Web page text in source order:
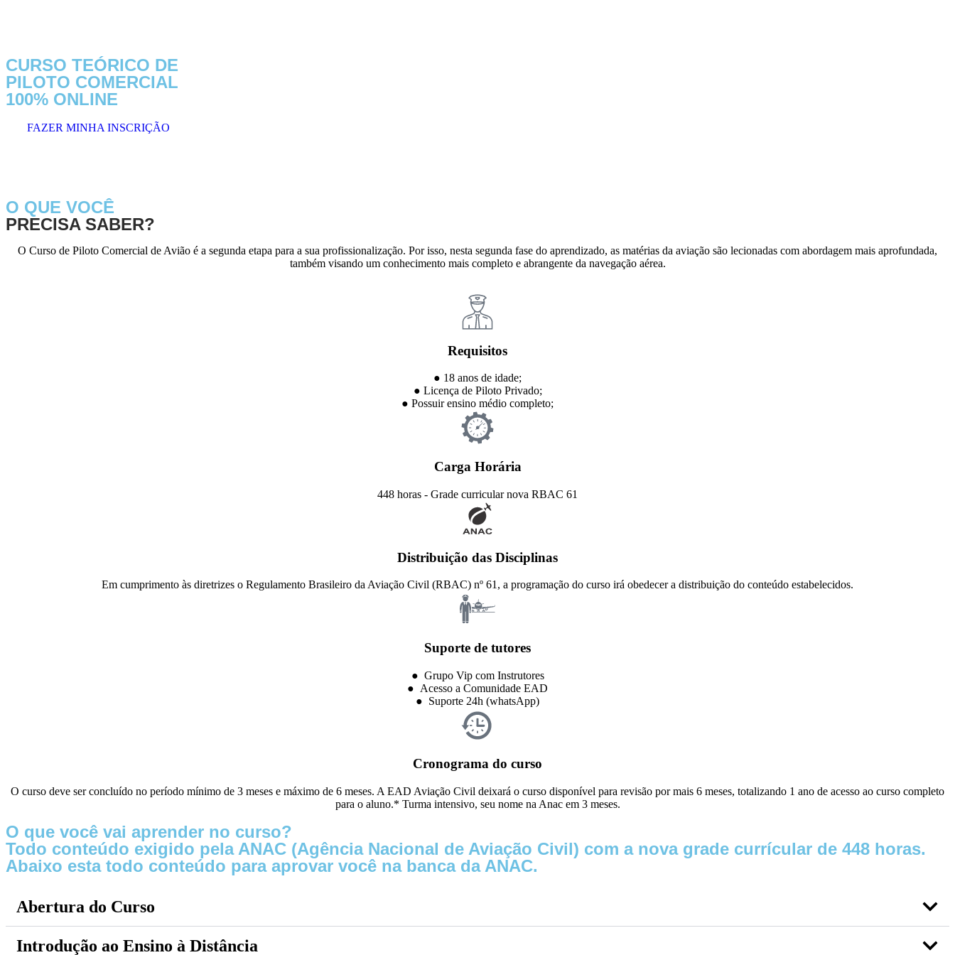
CURSO TEÓRICO DE
PILOTO COMERCIAL
100% ONLINE
FAZER MINHA INSCRIÇÃO
O QUE VOCÊ
PRECISA SABER?
O Curso de Piloto Comercial de Avião é a segunda etapa para a sua profissionalização. Por isso, nesta segunda fase do aprendizado, as matérias da aviação são lecionadas com abordagem mais aprofundada,
também visando um conhecimento mais completo e abrangente da navegação aérea.
Requisitos
● 18 anos de idade;
● Licença de Piloto Privado;
● Possuir ensino médio completo;
Carga Horária
448 horas - Grade curricular nova RBAC 61
Distribuição das Disciplinas
Em cumprimento às diretrizes o Regulamento Brasileiro da Aviação Civil (RBAC) nº 61, a programação do curso irá obedecer a distribuição do conteúdo estabelecidos.
Suporte de tutores
● Grupo Vip com Instrutores
● Acesso a Comunidade EAD
● Suporte 24h (whatsApp)
Cronograma do curso
O curso deve ser concluído no período mínimo de 3 meses e máximo de 6 meses. A EAD Aviação Civil deixará o curso disponível para revisão por mais 6 meses, totalizando 1 ano de acesso ao curso completo
para o aluno.* Turma intensivo, seu nome na Anac em 3 meses.
O que você vai aprender no curso?
Todo conteúdo exigido pela ANAC (Agência Nacional de Aviação Civil) com a nova grade currícular de 448 horas.
Abaixo esta todo conteúdo para aprovar você na banca da ANAC.
Abertura do Curso
Introdução ao Ensino à Distância